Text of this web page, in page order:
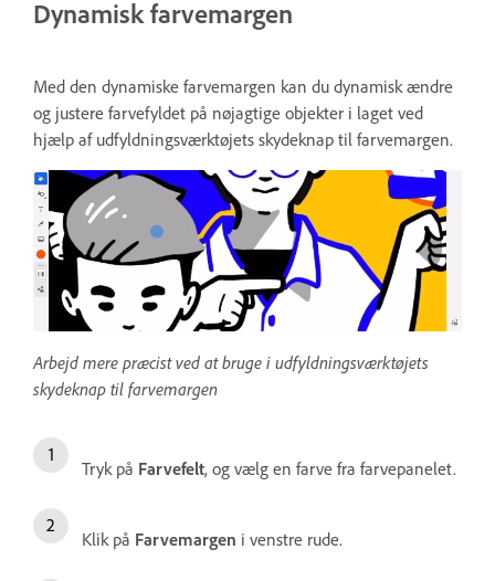
Dynamisk farvemargen
Med den dynamiske farvemargen kan du dynamisk ændre
og justere farvefyldet på nøjagtige objekter i laget ved
hjælp af udfyldningsværktøjets skydeknap til farvemargen.
Arbejd mere præcist ved at bruge i udfyldningsværktøjets
skydeknap til farvemargen
Tryk på Farvefelt, og vælg en farve fra farvepanelet.
Klik på Farvemargen i venstre rude.